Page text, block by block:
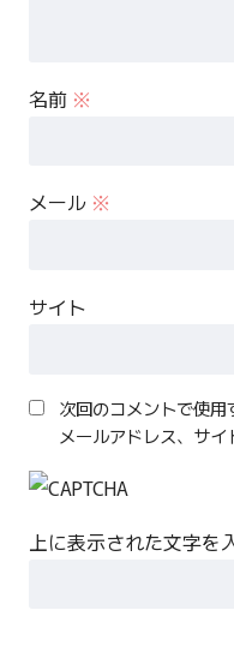
名前 ※
メール ※
サイト
次回のコメントで使用
メールアドレス、サイ
上に表示された文字を